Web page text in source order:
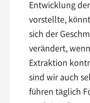
Entwicklung
vorstellte,
sich der
verändert,
Extraktion
sind wir auch
führen täglich